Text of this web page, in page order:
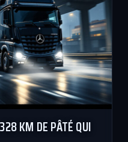
KM DE PÂTÉ QUI